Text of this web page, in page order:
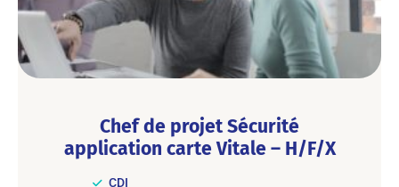
Chef de projet Sécurité
application carte Vitale – H/F/X
CDI